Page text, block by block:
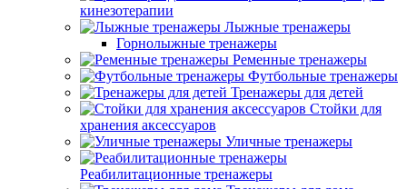
кинезотерапии
Лыжные тренажеры
Горнолыжные тренажеры
Ременные тренажеры
Футбольные тренажеры
Тренажеры для детей
Стойки для
хранения аксессуаров
Уличные тренажеры
Реабилитационные тренажеры